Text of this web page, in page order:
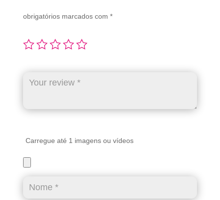
obrigatórios marcados com *
Carregue até 1 imagens ou vídeos